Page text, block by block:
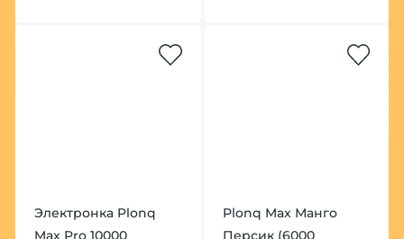
Электронка Plonq
Max Pro 10000
Plonq Max Манго
Персик (6000